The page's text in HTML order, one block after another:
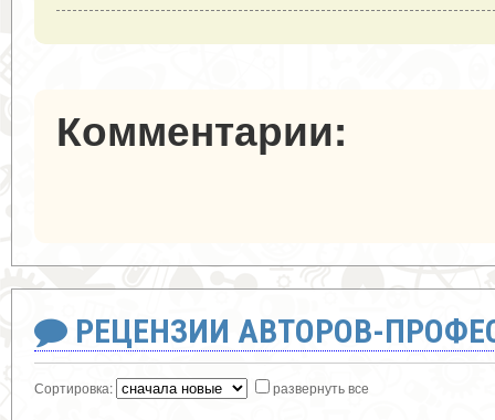
Комментарии:
РЕЦЕНЗИИ АВТОРОВ-
Сортировка: развернуть все